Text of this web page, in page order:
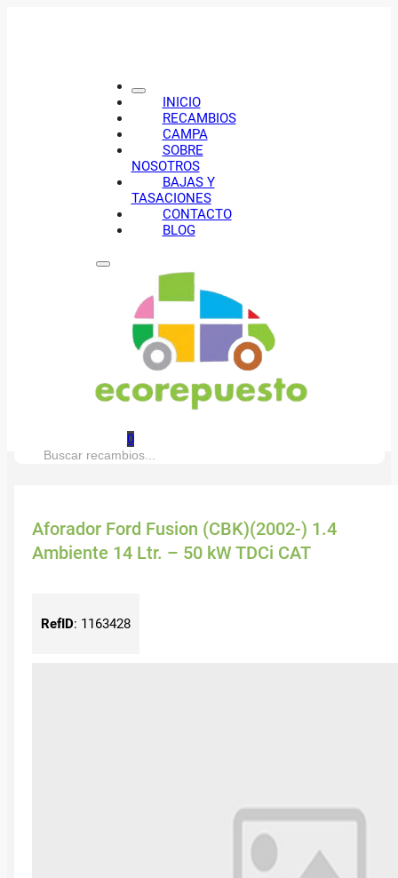
INICIO
RECAMBIOS
CAMPA
SOBRE
NOSOTROS
BAJAS Y
TASACIONES
CONTACTO
BLOG
0
Buscar:
Aforador Ford Fusion (CBK)(2002-) 1.4
Ambiente 14 Ltr. – 50 kW TDCi CAT
RefID: 1163428